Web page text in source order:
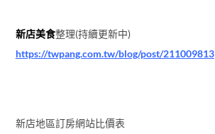
新店美食整理(持續更新中)
https://twpang.com.tw/blog/post/211009813
新店地區訂房網站比價表